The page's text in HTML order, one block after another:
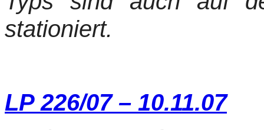
stationiert.
LP 226/07 – 10.11.07